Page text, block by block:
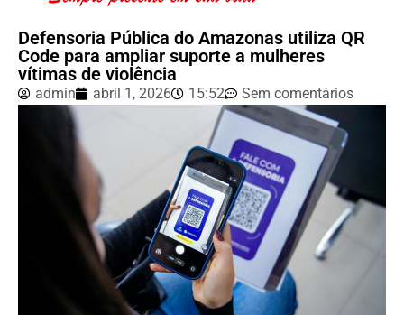
Defensoria Pública do Amazonas utiliza QR
Code para ampliar suporte a mulheres
vítimas de violência
admin abril 1, 2026 15:52 Sem comentários